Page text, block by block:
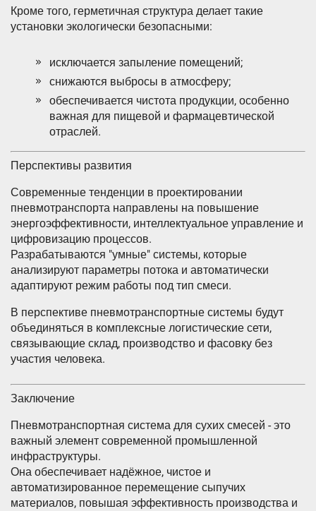
Кроме того, герметичная структура делает такие
установки экологически безопасными:
исключается запыление помещений;
снижаются выбросы в атмосферу;
обеспечивается чистота продукции, особенно
важная для пищевой и фармацевтической
отраслей.
Перспективы развития
Современные тенденции в проектировании
пневмотранспорта направлены на повышение
энергоэффективности, интеллектуальное управление и
цифровизацию процессов.
Разрабатываются "умные" системы, которые
анализируют параметры потока и автоматически
адаптируют режим работы под тип смеси.
В перспективе пневмотранспортные системы будут
объединяться в комплексные логистические сети,
связывающие склад, производство и фасовку без
участия человека.
Заключение
Пневмотранспортная система для сухих смесей - это
важный элемент современной промышленной
инфраструктуры.
Она обеспечивает надёжное, чистое и
автоматизированное перемещение сыпучих
материалов, повышая эффективность производства и